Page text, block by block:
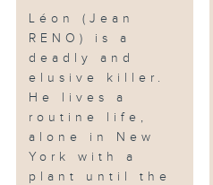
Léon (Jean
RENO) is a
deadly and
elusive killer.
He lives a
routine life,
alone in New
York with a
plant until the